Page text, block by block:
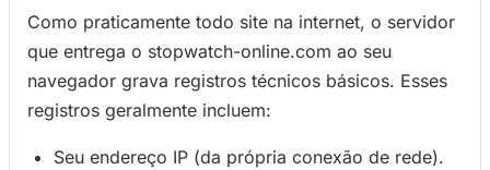
Como praticamente todo site na internet, o servidor
que entrega o stopwatch-online.com ao seu
navegador grava registros técnicos básicos. Esses
registros geralmente incluem:
Seu endereço IP (da própria conexão de rede).